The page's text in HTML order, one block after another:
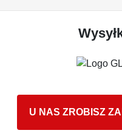
U NAS ZROBISZ